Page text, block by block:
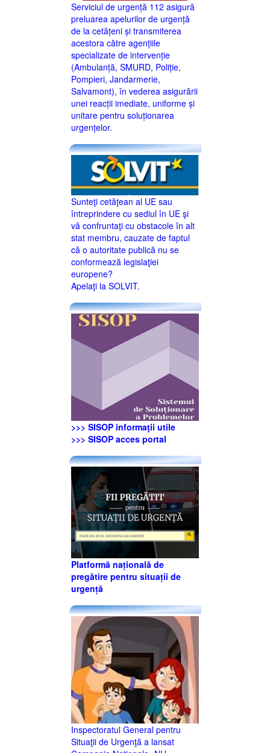
Serviciul de urgență 112 asigură
preluarea apelurilor de urgență
de la cetățeni și transmiterea
acestora către agențiile
specializate de intervenție
(Ambulanță, SMURD, Poliție,
Pompieri, Jandarmerie,
Salvamont), în vederea asigurării
unei reacții imediate, uniforme și
unitare pentru soluționarea
urgențelor.
Sunteţi cetăţean al UE sau
întreprindere cu sediul în UE şi
vă confruntaţi cu obstacole în alt
stat membru, cauzate de faptul
că o autoritate publică nu se
conformează legislaţiei
europene?
Apelaţi la SOLVIT.
>>> SISOP informaţii utile
>>> SISOP acces portal
Platformă națională de
pregătire pentru situații de
urgență
Inspectoratul General pentru
Situaţii de Urgenţă a lansat